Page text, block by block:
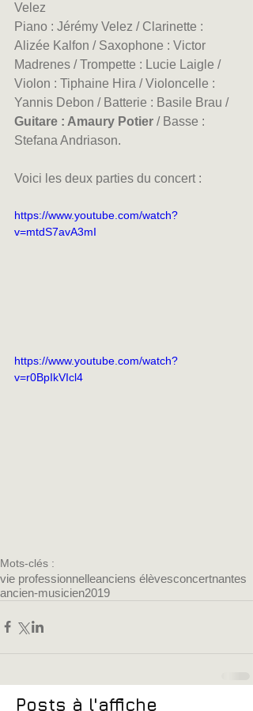
Velez
Piano : Jérémy Velez / Clarinette :
Alizée Kalfon / Saxophone : Victor
Madrenes / Trompette : Lucie Laigle /
Violon : Tiphaine Hira / Violoncelle :
Yannis Debon / Batterie : Basile Brau /
Guitare : Amaury Potier / Basse :
Stefana Andriason.
Voici les deux parties du concert :
https://www.youtube.com/watch?
v=mtdS7avA3mI
https://www.youtube.com/watch?
v=r0BpIkVIcl4
Mots-clés :
vie professionnelleanciens élèvesconcertnantes
ancien-musicien2019
Posts à l'affiche